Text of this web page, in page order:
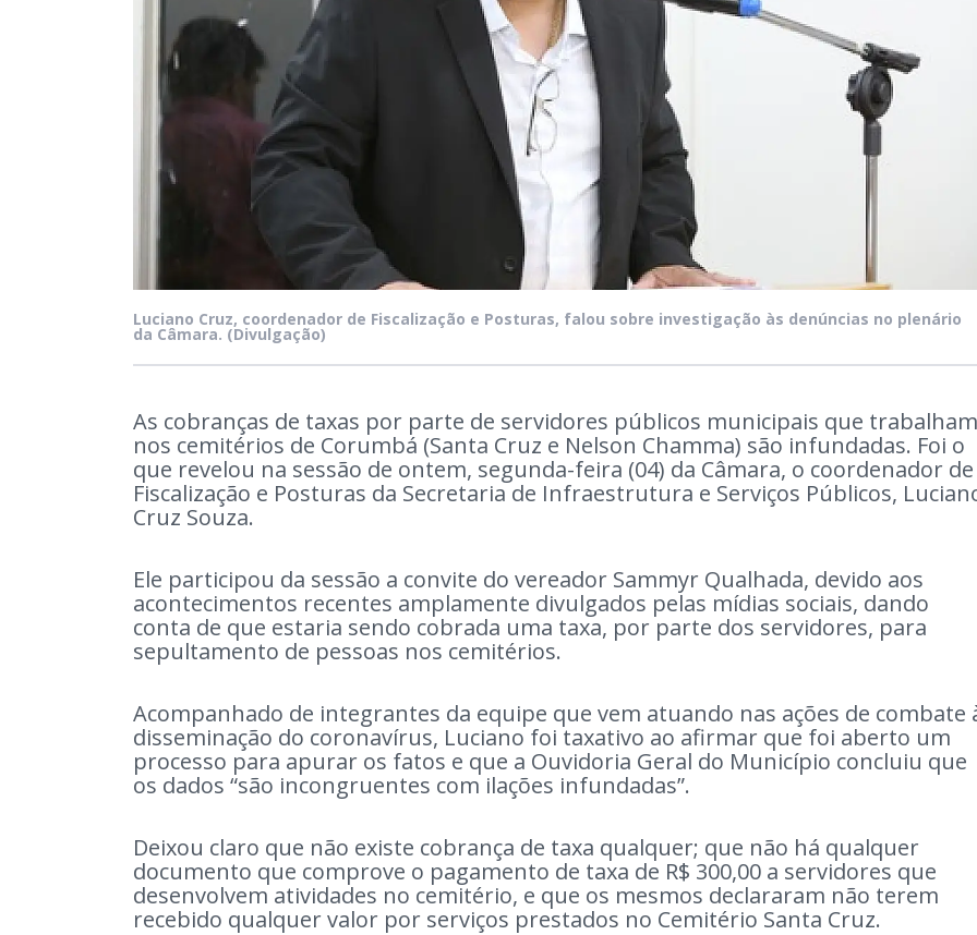
Luciano Cruz, coordenador de Fiscalização e Posturas, falou sobre investigação às denúncias no plenário
da Câmara. (Divulgação)
As cobranças de taxas por parte de servidores públicos municipais que trabalham
nos cemitérios de Corumbá (Santa Cruz e Nelson Chamma) são infundadas. Foi o
que revelou na sessão de ontem, segunda-feira (04) da Câmara, o coordenador de
Fiscalização e Posturas da Secretaria de Infraestrutura e Serviços Públicos,
Cruz Souza.
Ele participou da sessão a convite do vereador Sammyr Qualhada, devido aos
acontecimentos recentes amplamente divulgados pelas mídias sociais, dando
conta de que estaria sendo cobrada uma taxa, por parte dos servidores, para
sepultamento de pessoas nos cemitérios.
Acompanhado de integrantes da equipe que vem atuando nas ações de combate
disseminação do coronavírus, Luciano foi taxativo ao afirmar que foi aberto um
processo para apurar os fatos e que a Ouvidoria Geral do Município concluiu que
os dados “são incongruentes com ilações infundadas”.
Deixou claro que não existe cobrança de taxa qualquer; que não há qualquer
documento que comprove o pagamento de taxa de R$ 300,00 a servidores que
desenvolvem atividades no cemitério, e que os mesmos declararam não terem
recebido qualquer valor por serviços prestados no Cemitério Santa Cruz.